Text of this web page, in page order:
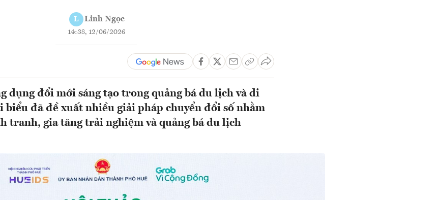
L Linh Ngọc
14:38, 12/06/2026
dụng đổi mới sáng tạo trong quảng bá du lịch và di
biểu đã đề xuất nhiều giải pháp chuyển đổi số nhằm
tranh, gia tăng trải nghiệm và quảng bá du lịch